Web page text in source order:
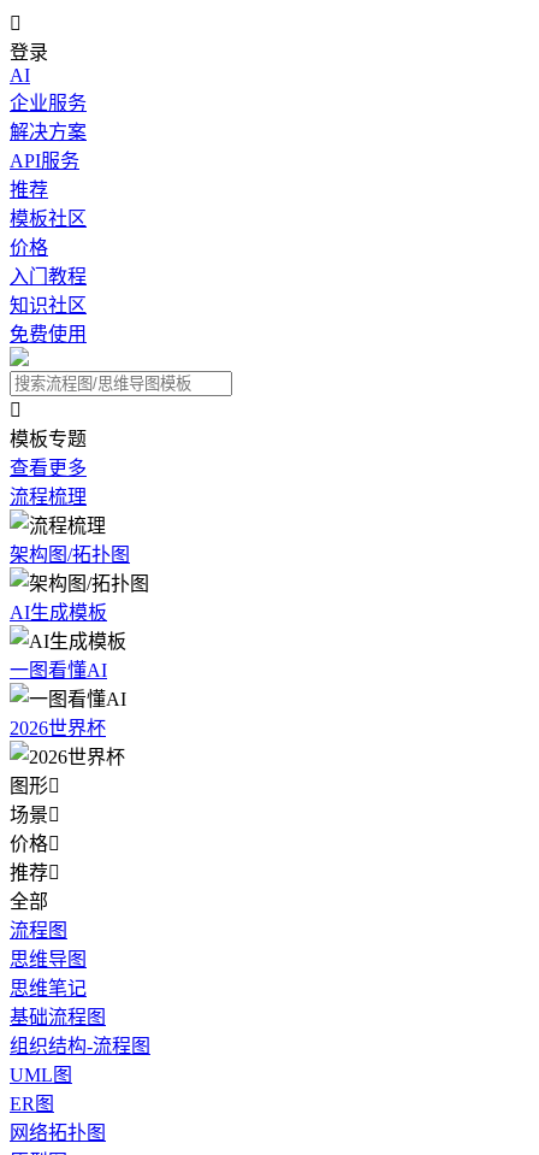

登录
AI
企业服务
解决方案
API服务
推荐
模板社区
价格
入门教程
知识社区
免费使用

模板专题
查看更多
流程梳理
架构图/拓扑图
AI生成模板
一图看懂AI
2026世界杯
图形
场景
价格
推荐
全部
流程图
思维导图
思维笔记
基础流程图
组织结构-流程图
UML图
ER图
网络拓扑图